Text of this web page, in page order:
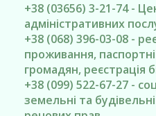
+38 (03656) 3-21-74 -
адміністративних
+38 (068) 396-03-08 -
проживання,
громадян, реєстрація
+38 (099) 522-67-27 -
земельні та